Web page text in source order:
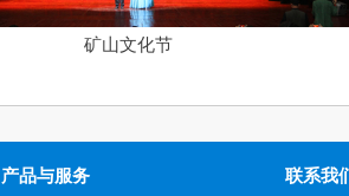
矿山文化节
产品与服务 联系我